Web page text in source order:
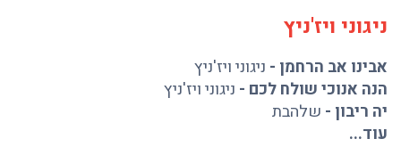
ניגוני ויז'ניץ
אבינו אב הרחמן - ניגוני ויז'ניץ
הנה אנוכי שולח לכם - ניגוני ויז'ניץ
יה ריבון - שלהבת
עוד...